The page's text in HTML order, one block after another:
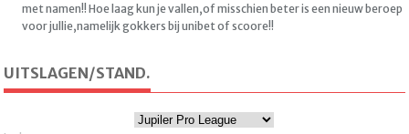
met namen!! Hoe laag kun je vallen,of misschien beter is een nieuw beroep
voor jullie,namelijk gokkers bij unibet of scoore!!
UITSLAGEN/STAND.